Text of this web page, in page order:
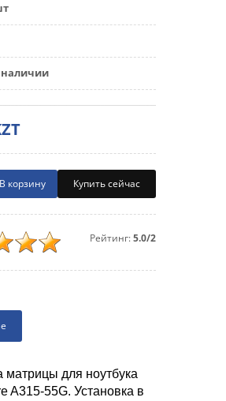
наличии
Купить сейчас
Рейтинг:5.0/2
матрицы для ноутбука
A315-55G. Установка в